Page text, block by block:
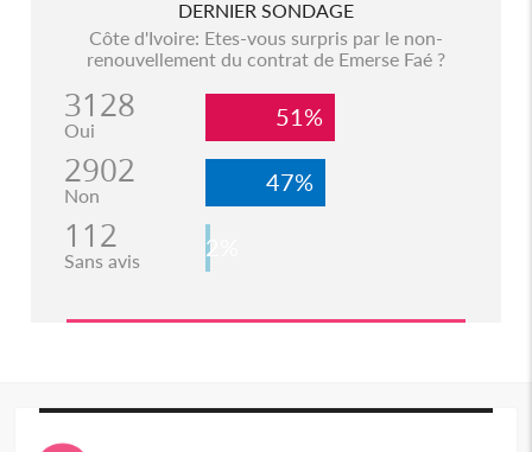
DERNIER SONDAGE
Côte d'Ivoire: Etes-vous surpris par le non-
renouvellement du contrat de Emerse Faé ?
3128
Oui 51%
2902
Non 47%
112
Sans avis 2%